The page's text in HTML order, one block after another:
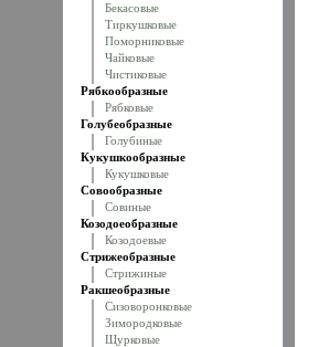
Бекасовые
Тиркушковые
Поморниковые
Чайковые
Чистиковые
Рябкообразные
Рябковые
Голубеобразные
Голубиные
Кукушкообразные
Кукушковые
Совообразные
Совиные
Козодоеобразные
Козодоевые
Стрижеобразные
Стрижиные
Ракшеобразные
Сизоворонковые
Зимородковые
Щурковые